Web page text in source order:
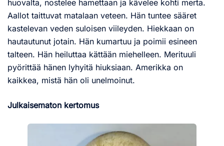
huovalta, nostelee hamettaan ja kävelee kohti merta.
Aallot taittuvat matalaan veteen. Hän tuntee sääret
kastelevan veden suloisen viileyden. Hiekkaan on
hautautunut jotain. Hän kumartuu ja poimii esineen
talteen. Hän heiluttaa kättään miehelleen. Merituuli
pyörittää hänen lyhyitä hiuksiaan. Amerikka on
kaikkea, mistä hän oli unelmoinut.
Julkaisematon kertomus